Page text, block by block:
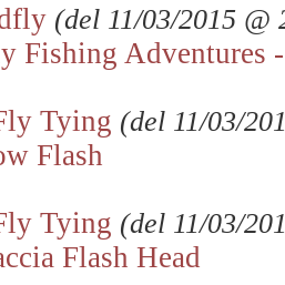
(del 11/03/2015
Fishing Adventures
Tying (del 11/03/
Flash
Tying (del 11/03/
Flash Head